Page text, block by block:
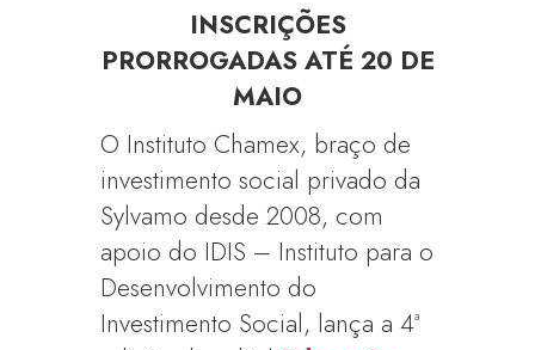
INSCRIÇÕES
PRORROGADAS ATÉ 20 DE
MAIO
O Instituto Chamex, braço de
investimento social privado da
Sylvamo desde 2008, com
apoio do IDIS – Instituto para o
Desenvolvimento do
Investimento Social, lança a 4ª